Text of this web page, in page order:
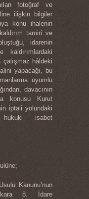
fotoğraf ve
ilişkin bilgiler
konu ihalenin
tamiri ve
idarenin
çalışmaz hâldeki
yapacağı, bu
uyumlu
davacının
konusu Kurut
iptali yolundaki
isabet
Kanunu’nun
8. İdare